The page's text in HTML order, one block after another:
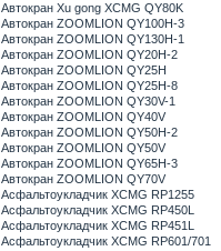
Автокран Xu gong XCMG QY80K
Автокран ZOOMLION QY100H-3
Автокран ZOOMLION QY130H-1
Автокран ZOOMLION QY20H-2
Автокран ZOOMLION QY25H
Автокран ZOOMLION QY25H-8
Автокран ZOOMLION QY30V-1
Автокран ZOOMLION QY40V
Автокран ZOOMLION QY50H-2
Автокран ZOOMLION QY50V
Автокран ZOOMLION QY65H-3
Автокран ZOOMLION QY70V
Асфальтоукладчик XCMG RP1255
Асфальтоукладчик XCMG RP450L
Асфальтоукладчик XCMG RP451L
Асфальтоукладчик XCMG RP601/701